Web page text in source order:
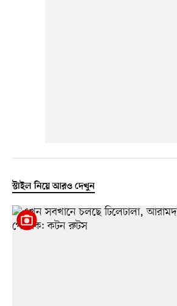
স্টাইল নিয়ে আরও দেখুন